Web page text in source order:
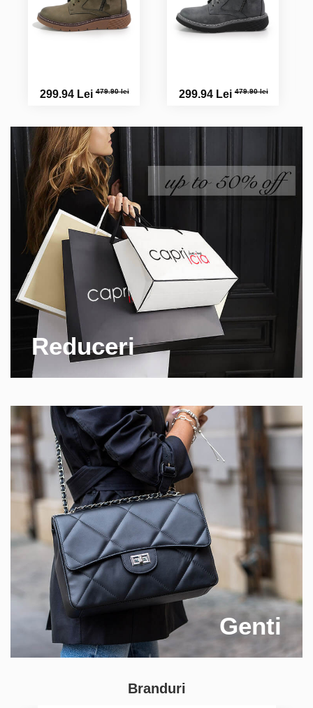
299.94 Lei479.90 lei 299.94 Lei479.90 lei
Reduceri
Genti
Branduri